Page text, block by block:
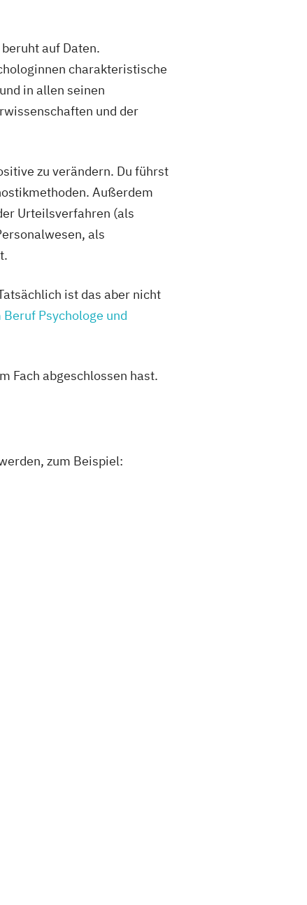
auf Daten.
charakteristische
in allen seinen
und der
zu verändern. Du führst
Außerdem
Urteilsverfahren (als
als
ist das aber nicht
Psychologe und
Fach abgeschlossen hast.
zum Beispiel: